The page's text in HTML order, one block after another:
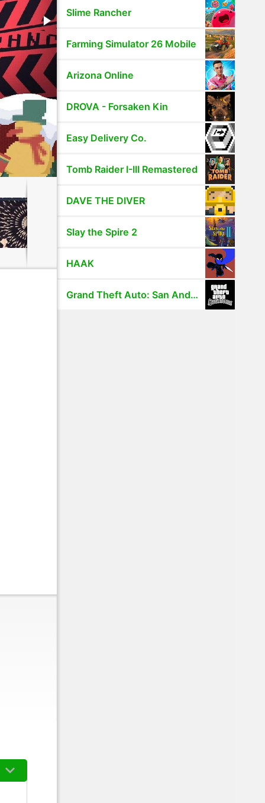
Slime Rancher
Farming Simulator 26 Mobile
Arizona Online
DROVA - Forsaken Kin
Easy Delivery Co.
Tomb Raider I-III Remastered
DAVE THE DIVER
Slay the Spire 2
HAAK
Grand Theft Auto: San Andreas